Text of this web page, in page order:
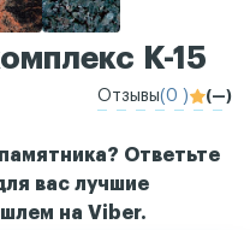
К-15
Отзывы(0 ) (—)
Ответьте
вас лучшие
на Viber.